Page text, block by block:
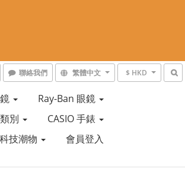
聯絡我們 繁體中文 $ HKD
Ray-Ban 眼鏡
別
CASIO 手錶
科技潮物 會員登入